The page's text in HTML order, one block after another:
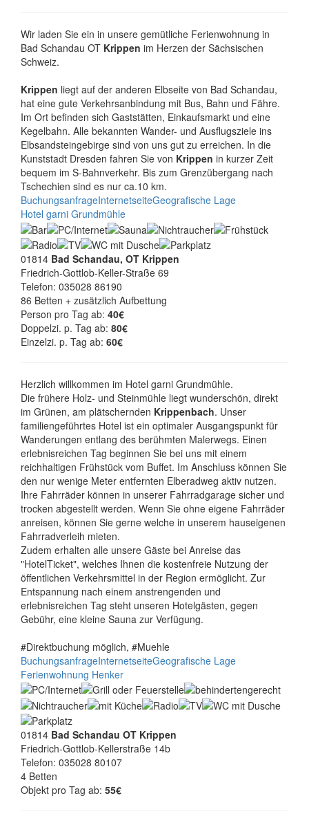
Wir laden Sie ein in unsere gemütliche Ferienwohnung in
Bad Schandau OT Krippen im Herzen der Sächsischen
Schweiz.
Krippen liegt auf der anderen Elbseite von Bad Schandau,
hat eine gute Verkehrsanbindung mit Bus, Bahn und Fähre.
Im Ort befinden sich Gaststätten, Einkaufsmarkt und eine
Kegelbahn. Alle bekannten Wander- und Ausflugsziele ins
Elbsandsteingebirge sind von uns gut zu erreichen. In die
Kunststadt Dresden fahren Sie von Krippen in kurzer Zeit
bequem im S-Bahnverkehr. Bis zum Grenzübergang nach
Tschechien sind es nur ca.10 km.
BuchungsanfrageInternetseiteGeografische Lage
Hotel garni Grundmühle
01814 Bad Schandau, OT Krippen
Friedrich-Gottlob-Keller-Straße 69
Telefon: 035028 86190
86 Betten + zusätzlich Aufbettung
Person pro Tag ab: 40€
Doppelzi. p. Tag ab: 80€
Einzelzi. p. Tag ab: 60€
Herzlich willkommen im Hotel garni Grundmühle.
Die frühere Holz- und Steinmühle liegt wunderschön, direkt
im Grünen, am plätschernden Krippenbach. Unser
familiengeführtes Hotel ist ein optimaler Ausgangspunkt für
Wanderungen entlang des berühmten Malerwegs. Einen
erlebnisreichen Tag beginnen Sie bei uns mit einem
reichhaltigen Frühstück vom Buffet. Im Anschluss können Sie
den nur wenige Meter entfernten Elberadweg aktiv nutzen.
Ihre Fahrräder können in unserer Fahrradgarage sicher und
trocken abgestellt werden. Wenn Sie ohne eigene Fahrräder
anreisen, können Sie gerne welche in unserem hauseigenen
Fahrradverleih mieten.
Zudem erhalten alle unsere Gäste bei Anreise das
"HotelTicket", welches Ihnen die kostenfreie Nutzung der
öffentlichen Verkehrsmittel in der Region ermöglicht. Zur
Entspannung nach einem anstrengenden und
erlebnisreichen Tag steht unseren Hotelgästen, gegen
Gebühr, eine kleine Sauna zur Verfügung.
#Direktbuchung möglich, #Muehle
BuchungsanfrageInternetseiteGeografische Lage
Ferienwohnung Henker
01814 Bad Schandau OT Krippen
Friedrich-Gottlob-Kellerstraße 14b
Telefon: 035028 80107
4 Betten
Objekt pro Tag ab: 55€